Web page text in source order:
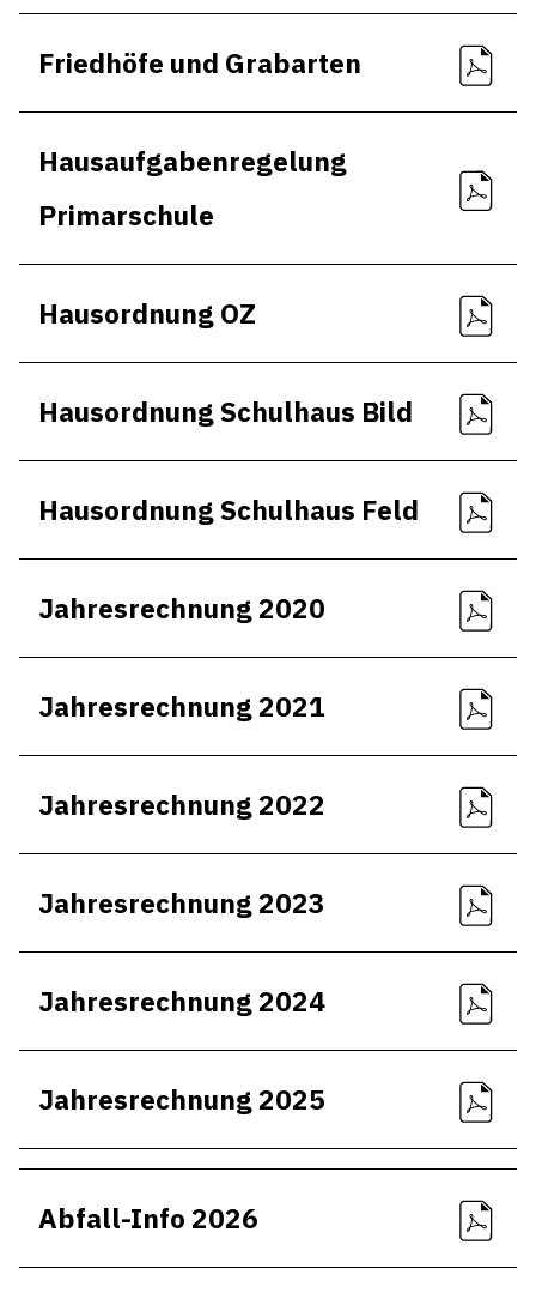
Friedhöfe und Grabarten
Hausaufgabenregelung
Primarschule
Hausordnung OZ
Hausordnung Schulhaus Bild
Hausordnung Schulhaus Feld
Jahresrechnung 2020
Jahresrechnung 2021
Jahresrechnung 2022
Jahresrechnung 2023
Jahresrechnung 2024
Jahresrechnung 2025
Abfall-Info 2026